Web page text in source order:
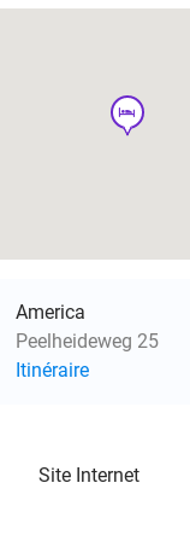
hotel
America
Peelheideweg 25
Itinéraire
Site Internet